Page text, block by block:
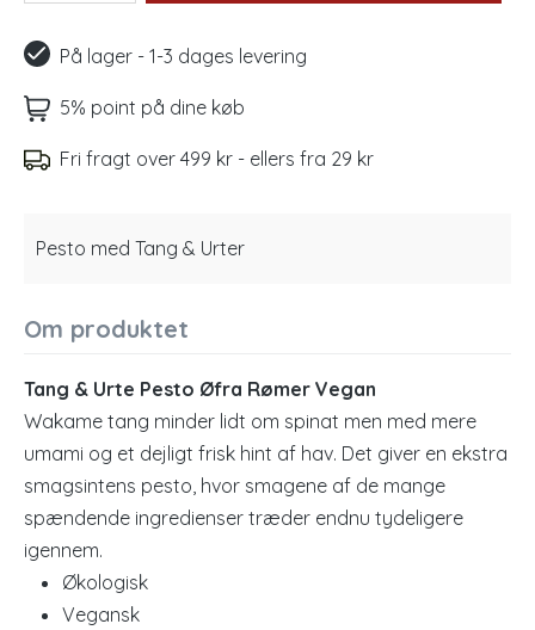
På lager - 1-3 dages levering
5% point på dine køb
Fri fragt over 499 kr - ellers fra 29 kr
Pesto med Tang & Urter
Om produktet
Tang & Urte Pesto Øfra Rømer Vegan
Wakame tang minder lidt om spinat men med mere
umami og et dejligt frisk hint af hav. Det giver en ekstra
smagsintens pesto, hvor smagene af de mange
spændende ingredienser træder endnu tydeligere
igennem.
Økologisk
Vegansk